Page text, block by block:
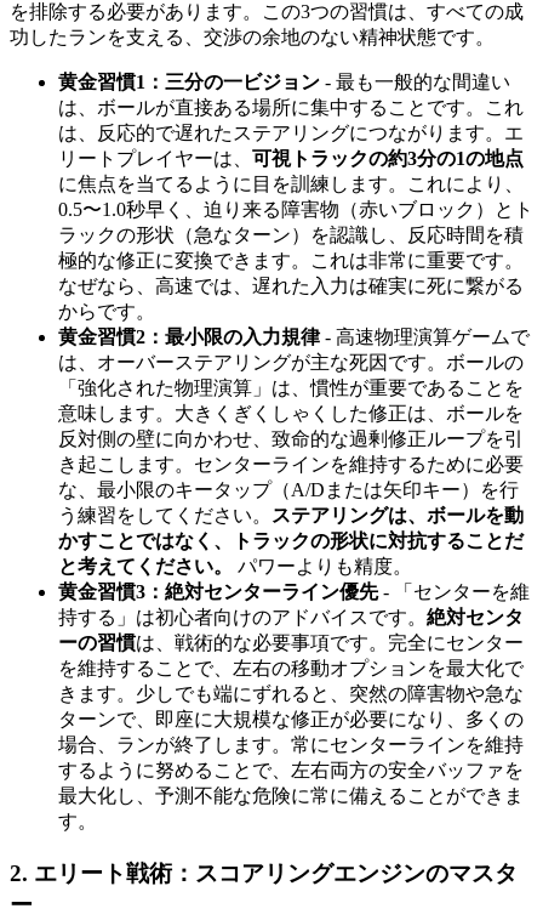
を排除する必要があります。この3つの習慣は、すべての成
功したランを支える、交渉の余地のない精神状態です。
黄金習慣1：三分の一ビジョン - 最も一般的な間違い
は、ボールが直接ある場所に集中することです。これ
は、反応的で遅れたステアリングにつながります。エ
リートプレイヤーは、
可視トラックの約3分の1の地点
に焦点を当てるように目を訓練します。これにより、
0.5〜1.0秒早く、迫り来る障害物（赤いブロック）とト
ラックの形状（急なターン）を認識し、反応時間を積
極的な修正に変換できます。これは非常に重要です。
なぜなら、高速では、遅れた入力は確実に死に繋がる
からです。
黄金習慣2：最小限の入力規律- 高速物理演算ゲームで
は、オーバーステアリングが主な死因です。ボールの
「強化された物理演算」は、慣性が重要であることを
意味します。大きくぎくしゃくした修正は、ボールを
反対側の壁に向かわせ、致命的な過剰修正ループを引
き起こします。センターラインを維持するために必要
な、最小限のキータップ（A/Dまたは矢印キー）を行
う練習をしてください。 ステアリングは、ボールを動
かすことではなく、トラックの形状に対抗することだ
と考えてください。
パワーよりも精度。
黄金習慣3：絶対センターライン優先- 「センターを維
持する」は初心者向けのアドバイスです。 絶対センタ
ーの習慣は、戦術的な必要事項です。完全にセンター
を維持することで、左右の移動オプションを最大化で
きます。少しでも端にずれると、突然の障害物や急な
ターンで、即座に大規模な修正が必要になり、多くの
場合、ランが終了します。常にセンターラインを維持
するように努めることで、左右両方の安全バッファを
最大化し、予測不能な危険に常に備えることができま
す。
2. エリート戦術：スコアリングエンジンのマスタ
ー